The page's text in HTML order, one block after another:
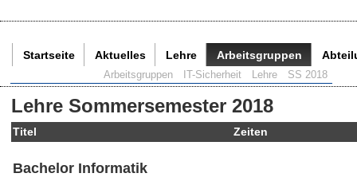
Startseite Aktuelles Lehre Arbeitsgruppen
Arbeitsgruppen IT-Sicherheit Lehre SS 2018
Lehre Sommersemester 2018
Titel Zeiten
Bachelor Informatik